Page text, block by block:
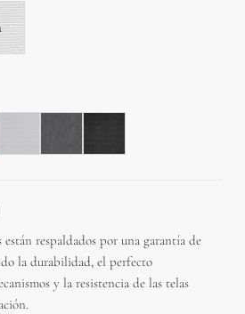
respaldados por una garantía de
la durabilidad, el perfecto
y la resistencia de las telas